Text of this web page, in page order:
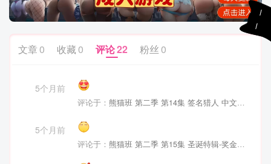
文章0 收藏 0 评论22 粉丝 0
5个月前
评论于： 熊猫班 第二季 第14集 签名猎人 中文字幕
5个月前
评论于： 熊猫班 第二季 第15集 圣诞特辑-奖金转盘 中文字幕OST 下载